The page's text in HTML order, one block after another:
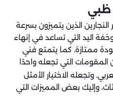
ظبي
الذين يتميزون بسرعة
اليد التي تساعد في إنهاء
ممتازة. كما يتمتع فني
المقومات التي تجعله واحدًا
وتجعله الاختيار الأمثل
وإليك بعض المميزات التي